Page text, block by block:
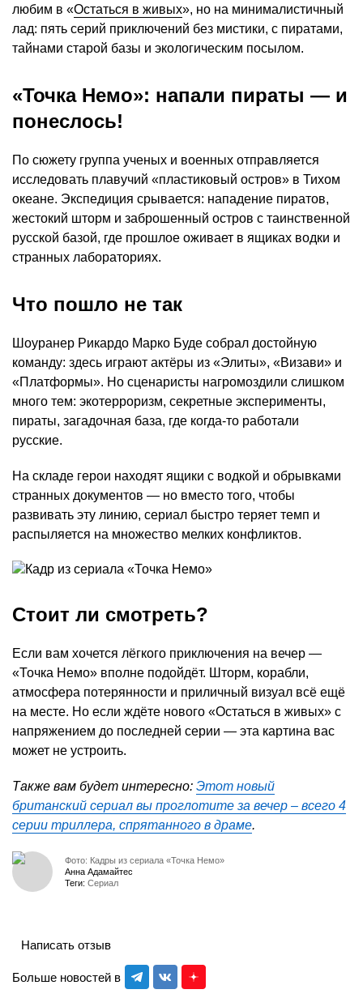
любим в «Остаться в живых», но на минималистичный
лад: пять серий приключений без мистики, с пиратами,
тайнами старой базы и экологическим посылом.
«Точка Немо»: напали пираты — и
понеслось!
По сюжету группа ученых и военных отправляется
исследовать плавучий «пластиковый остров» в Тихом
океане. Экспедиция срывается: нападение пиратов,
жестокий шторм и заброшенный остров с таинственной
русской базой, где прошлое оживает в ящиках водки и
странных лабораториях.
Что пошло не так
Шоуранер Рикардо Марко Буде собрал достойную
команду: здесь играют актёры из «Элиты», «Визави» и
«Платформы». Но сценаристы нагромоздили слишком
много тем: экотерроризм, секретные эксперименты,
пираты, загадочная база, где когда-то работали
русские.
На складе герои находят ящики с водкой и обрывками
странных документов — но вместо того, чтобы
развивать эту линию, сериал быстро теряет темп и
распыляется на множество мелких конфликтов.
Стоит ли смотреть?
Если вам хочется лёгкого приключения на вечер —
«Точка Немо» вполне подойдёт. Шторм, корабли,
атмосфера потерянности и приличный визуал всё ещё
на месте. Но если ждёте нового «Остаться в живых» с
напряжением до последней серии — эта картина вас
может не устроить.
Также вам будет интересно: Этот новый
британский сериал вы проглотите за вечер – всего 4
серии триллера, спрятанного в драме.
Фото: Кадры из сериала «Точка Немо»
Анна Адамайтес
Теги: Сериал
Больше новостей в
Написать отзыв